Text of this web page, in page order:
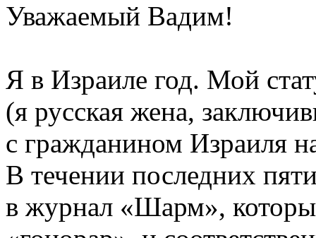
Уважаемый Вадим!
Я в Израиле год. Мой
(я русская жена,
с гражданином Израиля
В течении последних
в журнал «Шарм»,